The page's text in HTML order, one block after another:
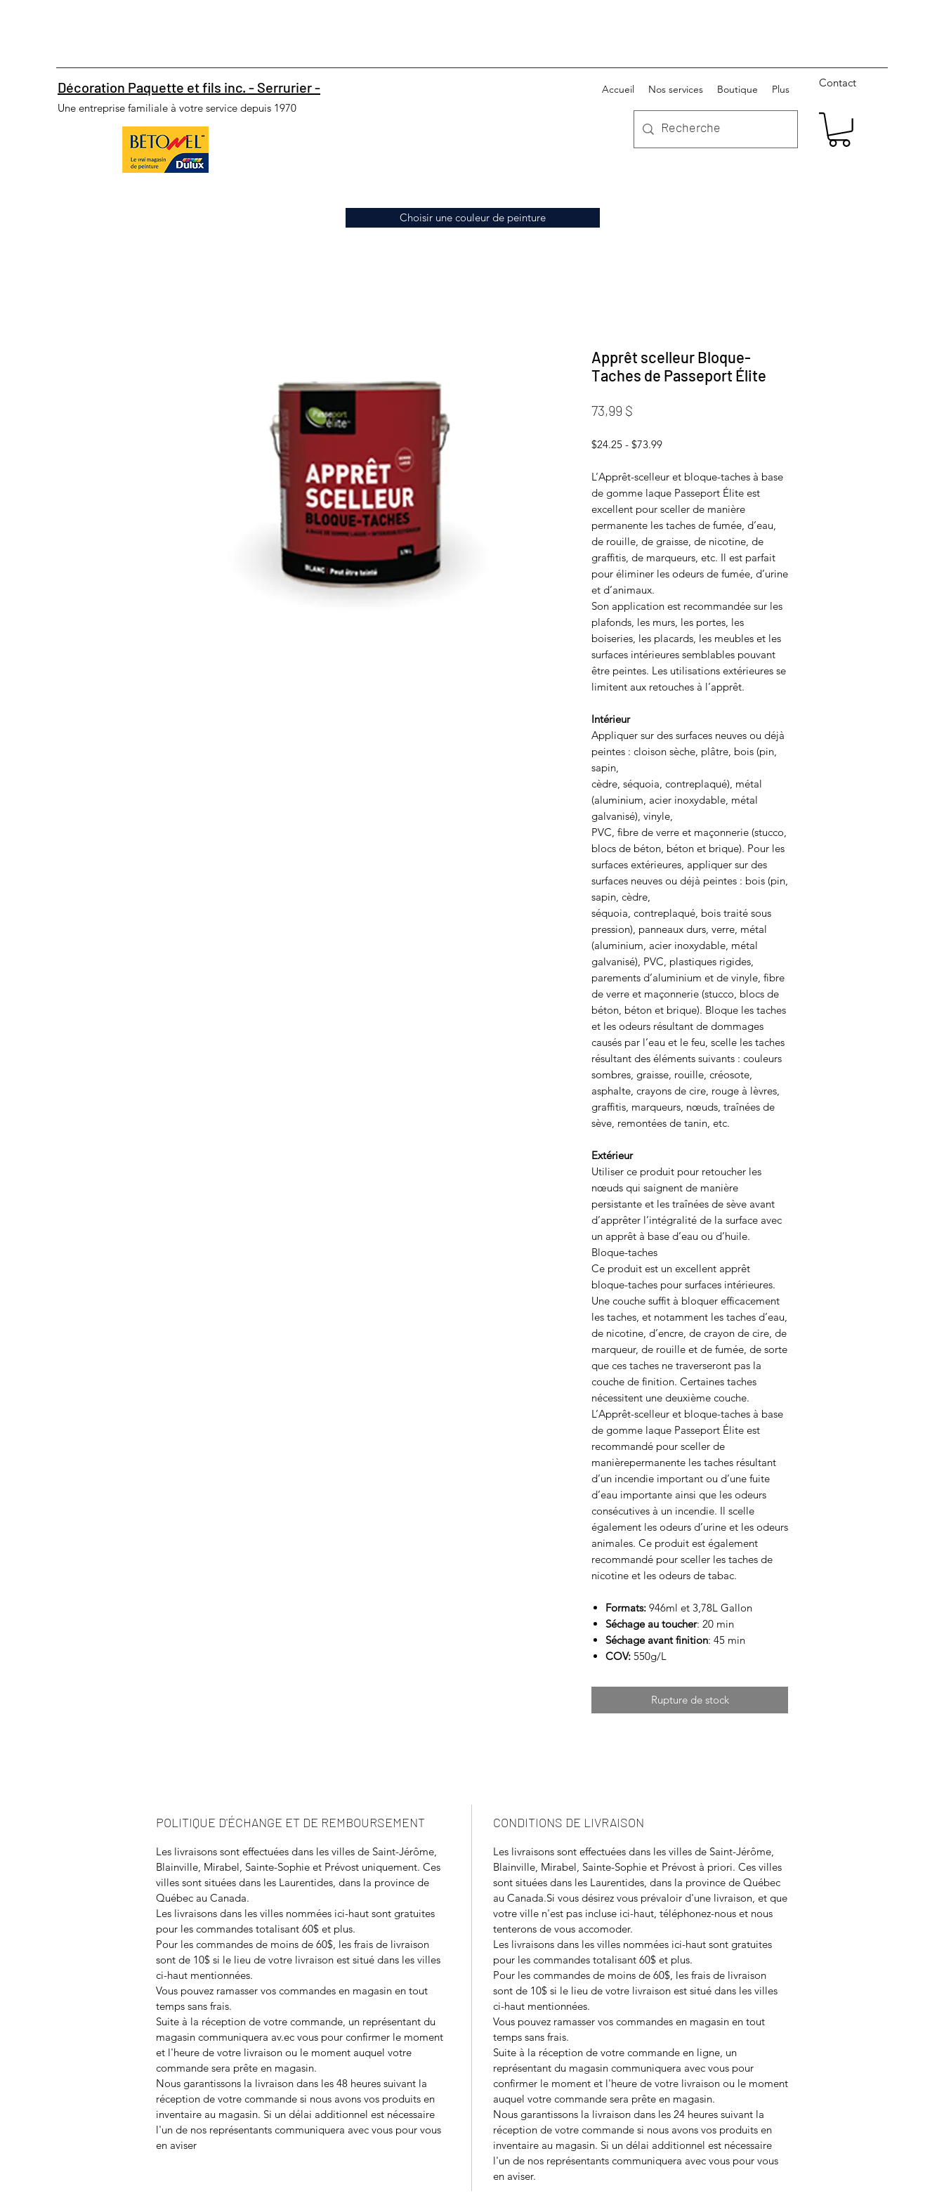
Décoration Paquette et fils inc. - Serrurier -
Une entreprise familiale à votre service depuis 1970
Accueil Nos services Boutique Plus Contact
Choisir une couleur de peinture
Apprêt scelleur Bloque-
Taches de Passeport Élite
73,99 $
$24.25 - $73.99
L’Apprêt-scelleur et bloque-taches à base
de gomme laque Passeport Élite est
excellent pour sceller de manière
permanente les taches de fumée, d’eau,
de rouille, de graisse, de nicotine, de
graffitis, de marqueurs, etc. Il est parfait
pour éliminer les odeurs de fumée, d’urine
et d’animaux.
Son application est recommandée sur les
plafonds, les murs, les portes, les
boiseries, les placards, les meubles et les
surfaces intérieures semblables pouvant
être peintes. Les utilisations extérieures se
limitent aux retouches à l’apprêt.
Intérieur
Appliquer sur des surfaces neuves ou déjà
peintes : cloison sèche, plâtre, bois (pin,
sapin,
cèdre, séquoia, contreplaqué), métal
(aluminium, acier inoxydable, métal
galvanisé), vinyle,
PVC, fibre de verre et maçonnerie (stucco,
blocs de béton, béton et brique). Pour les
surfaces extérieures, appliquer sur des
surfaces neuves ou déjà peintes : bois (pin,
sapin, cèdre,
séquoia, contreplaqué, bois traité sous
pression), panneaux durs, verre, métal
(aluminium, acier inoxydable, métal
galvanisé), PVC, plastiques rigides,
parements d’aluminium et de vinyle, fibre
de verre et maçonnerie (stucco, blocs de
béton, béton et brique). Bloque les taches
et les odeurs résultant de dommages
causés par l’eau et le feu, scelle les taches
résultant des éléments suivants : couleurs
sombres, graisse, rouille, créosote,
asphalte, crayons de cire, rouge à lèvres,
graffitis, marqueurs, nœuds, traînées de
sève, remontées de tanin, etc.
Extérieur
Utiliser ce produit pour retoucher les
nœuds qui saignent de manière
persistante et les traînées de sève avant
d’apprêter l’intégralité de la surface avec
un apprêt à base d’eau ou d’huile.
Bloque-taches
Ce produit est un excellent apprêt
bloque-taches pour surfaces intérieures.
Une couche suffit à bloquer efficacement
les taches, et notamment les taches d’eau,
de nicotine, d’encre, de crayon de cire, de
marqueur, de rouille et de fumée, de sorte
que ces taches ne traverseront pas la
couche de finition. Certaines taches
nécessitent une deuxième couche.
L’Apprêt-scelleur et bloque-taches à base
de gomme laque Passeport Élite est
recommandé pour sceller de
manièrepermanente les taches résultant
d’un incendie important ou d’une fuite
d’eau importante ainsi que les odeurs
consécutives à un incendie. Il scelle
également les odeurs d’urine et les odeurs
animales. Ce produit est également
recommandé pour sceller les taches de
nicotine et les odeurs de tabac.
Formats: 946ml et 3,78L Gallon
Séchage au toucher: 20 min
Séchage avant finition: 45 min
COV: 550g/L
Rupture de stock
POLITIQUE D'ÉCHANGE ET DE REMBOURSEMENT
Les livraisons sont effectuées dans les villes de Saint-Jérôme,
Blainville, Mirabel, Sainte-Sophie et Prévost uniquement. Ces
villes sont situées dans les Laurentides, dans la province de
Québec au Canada.
Les livraisons dans les villes nommées ici-haut sont gratuites
pour les commandes totalisant 60$ et plus.
Pour les commandes de moins de 60$, les frais de livraison
sont de 10$ si le lieu de votre livraison est situé dans les villes
ci-haut mentionnées.
Vous pouvez ramasser vos commandes en magasin en tout
temps sans frais.
Suite à la réception de votre commande, un représentant du
magasin communiquera av.ec vous pour confirmer le moment
et l'heure de votre livraison ou le moment auquel votre
commande sera prête en magasin.
Nous garantissons la livraison dans les 48 heures suivant la
réception de votre commande si nous avons vos produits en
inventaire au magasin. Si un délai additionnel est nécessaire
l'un de nos représentants communiquera avec vous pour vous
en aviser
CONDITIONS DE LIVRAISON
Les livraisons sont effectuées dans les villes de Saint-Jérôme,
Blainville, Mirabel, Sainte-Sophie et Prévost à priori. Ces villes
sont situées dans les Laurentides, dans la province de Québec
au Canada.Si vous désirez vous prévaloir d'une livraison, et que
votre ville n'est pas incluse ici-haut, téléphonez-nous et nous
tenterons de vous accomoder.
Les livraisons dans les villes nommées ici-haut sont gratuites
pour les commandes totalisant 60$ et plus.
Pour les commandes de moins de 60$, les frais de livraison
sont de 10$ si le lieu de votre livraison est situé dans les villes
ci-haut mentionnées.
Vous pouvez ramasser vos commandes en magasin en tout
temps sans frais.
Suite à la réception de votre commande en ligne, un
représentant du magasin communiquera avec vous pour
confirmer le moment et l'heure de votre livraison ou le moment
auquel votre commande sera prête en magasin.
Nous garantissons la livraison dans les 24 heures suivant la
réception de votre commande si nous avons vos produits en
inventaire au magasin. Si un délai additionnel est nécessaire
l'un de nos représentants communiquera avec vous pour vous
en aviser.